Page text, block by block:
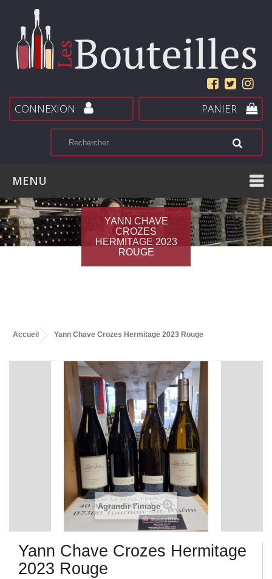
PANIER
CONNEXION
MENU
YANN CHAVE
CROZES
HERMITAGE 2023
ROUGE
Accueil Yann Chave Crozes Hermitage 2023 Rouge
Agrandir l'image
Yann Chave Crozes Hermitage
2023 Rouge